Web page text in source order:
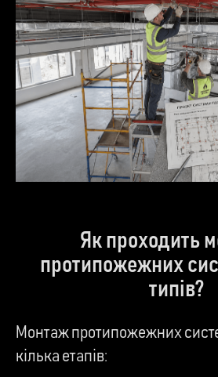
Як проходить
протипожежних
типів?
Монтаж протипожежних
кілька етапів: